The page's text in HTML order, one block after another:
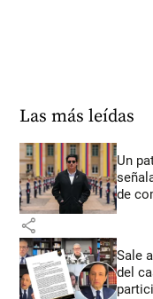
Las más leídas
Un
de
share
Sale
del